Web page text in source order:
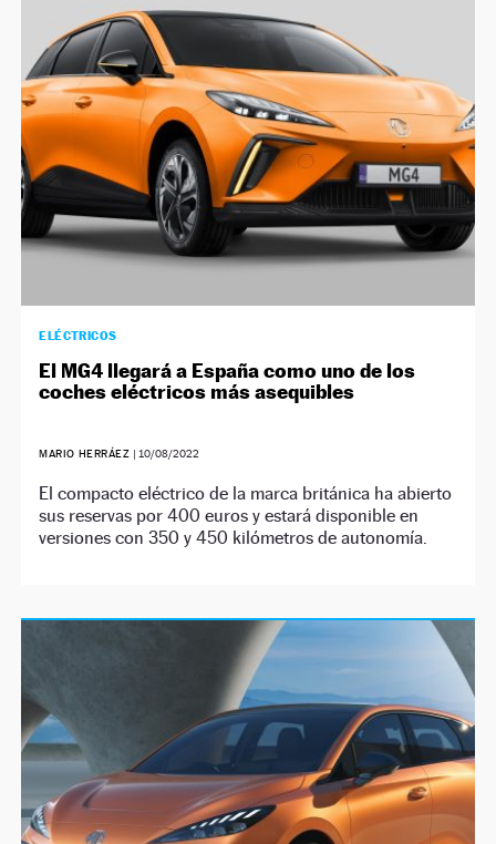
ELÉCTRICOS
El MG4 llegará a España como uno de los
coches eléctricos más asequibles
MARIO HERRÁEZ | 10/08/2022
El compacto eléctrico de la marca británica ha abierto
sus reservas por 400 euros y estará disponible en
versiones con 350 y 450 kilómetros de autonomía.